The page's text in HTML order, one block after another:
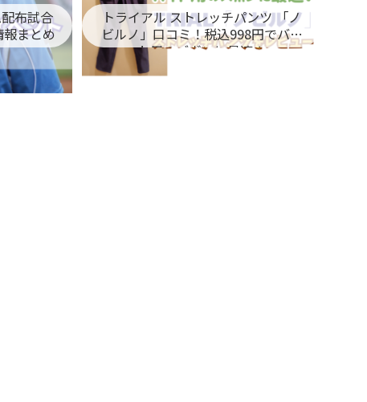
布試合
まとめ
トライアル ストレッチパンツ 「ノ
ビルノ」口コミ！税込998円でバイ
ト用のズボンに最適！